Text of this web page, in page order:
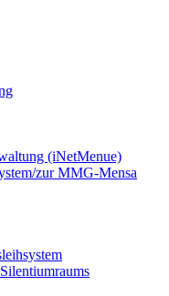
(iNetMenue)
zur MMG-Mensa